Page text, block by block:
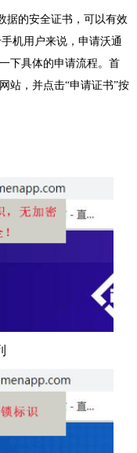
据的安全证书，可以有效
机用户来说，申请沃通
下具体的申请流程。首
站，并点击“申请证书”按